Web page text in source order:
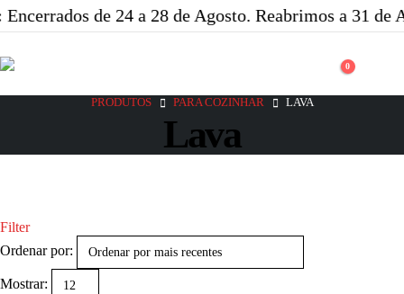
de 24 a 28 de Agosto. Reabrimos a 31 de
0
Lava
PRODUTOS PARA COZINHAR LAVA
Filter
Ordenar por:
Mostrar: